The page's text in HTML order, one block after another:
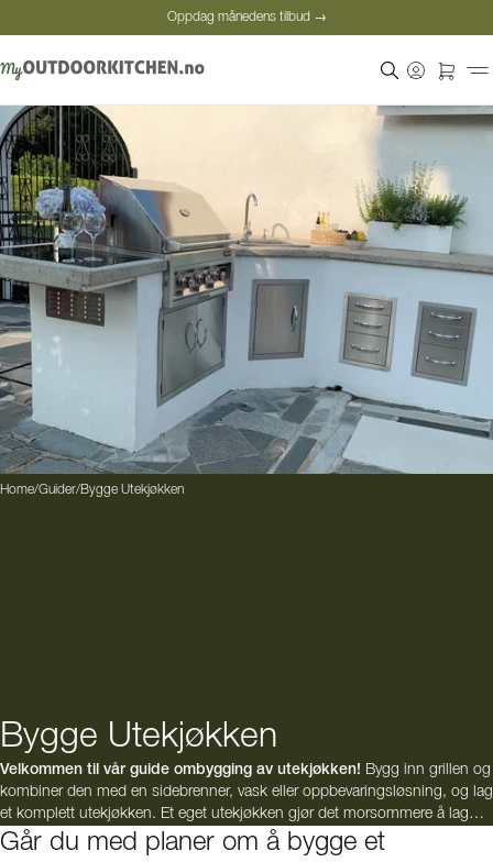
Oppdag månedens tilbud →
Home/Guider/Bygge Utekjøkken
Bygge Utekjøkken
Velkommen til vår guide ombygging av utekjøkken! Bygg inn grillen og
kombiner den med en sidebrenner, vask eller oppbevaringsløsning, og lag
et komplett utekjøkken. Et eget utekjøkken gjør det morsommere å lage
mat utendørs og blir samtidig et fint sted å samle familie og venner om
Går du med planer om å bygge et